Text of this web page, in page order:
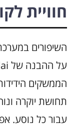
חוויית
השיפורים
הממשקים
תחושת יוקרה
עבור כל נוסע.